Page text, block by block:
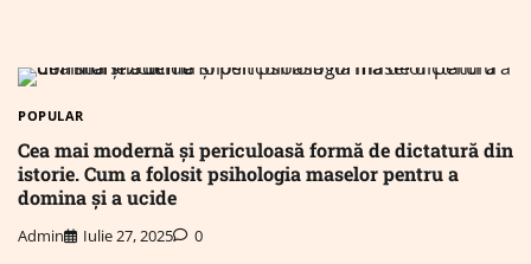
POPULAR
Cea mai modernă și periculoasă formă de dictatură din
istorie. Cum a folosit psihologia maselor pentru a
domina și a ucide
Admin Iulie 27, 2025 0